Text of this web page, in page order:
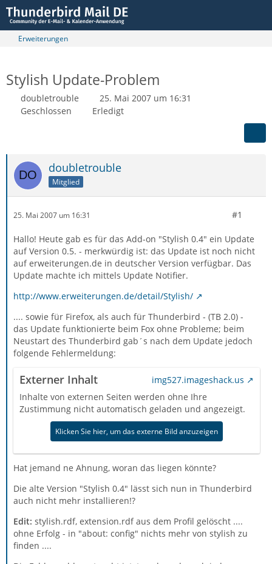
Erweiterungen
Stylish Update-Problem
doubletrouble
25. Mai 2007 um 16:31
Geschlossen
Erledigt
doubletrouble
Mitglied
25. Mai 2007 um 16:31 #1
Hallo! Heute gab es für das Add-on "Stylish 0.4" ein Update
auf Version 0.5. - merkwürdig ist: das Update ist noch nicht
auf erweiterungen.de in deutscher Version verfügbar. Das
Update machte ich mittels Update Notifier.
http://www.erweiterungen.de/detail/Stylish/
.... sowie für Firefox, als auch für Thunderbird - (TB 2.0) -
das Update funktionierte beim Fox ohne Probleme; beim
Neustart des Thunderbird gab´s nach dem Update jedoch
folgende Fehlermeldung:
Externer Inhalt
img527.imageshack.us
Inhalte von externen Seiten werden ohne Ihre
Zustimmung nicht automatisch geladen und angezeigt.
Klicken Sie hier, um das externe Bild anzuzeigen
Hat jemand ne Ahnung, woran das liegen könnte?
Die alte Version "Stylish 0.4" lässt sich nun in Thunderbird
auch nicht mehr installieren!?
Edit: stylish.rdf, extension.rdf aus dem Profil gelöscht ....
ohne Erfolg - in "about: config" nichts mehr von stylish zu
finden ....